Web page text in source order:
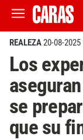
REALEZA20-08-2025
Los
se
que su